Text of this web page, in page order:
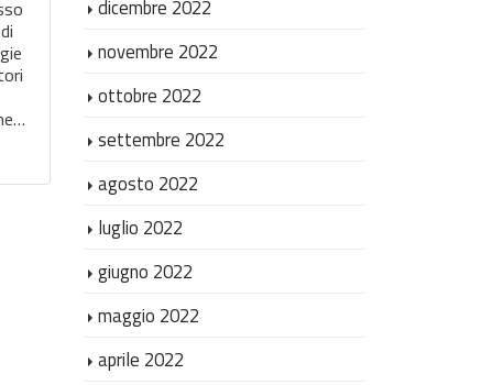
dicembre 2022
novembre 2022
ottobre 2022
settembre 2022
agosto 2022
luglio 2022
giugno 2022
maggio 2022
aprile 2022